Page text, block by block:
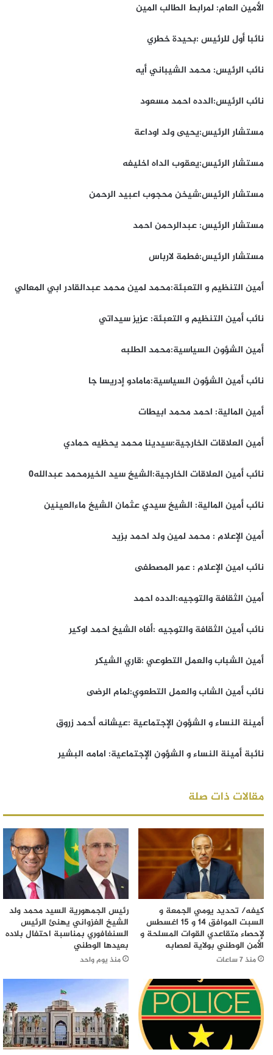
الأمين العام: لمرابط الطالب المين
نائبا أول للرئيس :بحيدة خطري
نائب الرئيس: محمد الشيباني أيه
نائب الرئيس:الدده احمد مسعود
مستشار الرئيس:يحيى ولد اوداعة
مستشار الرئيس:يعقوب الداه اخليفه
مستشار الرئيس:شيخن محجوب اعبيد الرحمن
مستشار الرئيس: عبدالرحمن احمد
مستشار الرئيس:فطمة لارباس
أمين التنظيم و التعبئة:محمد لمين محمد عبدالقادر ابي المعالي
نائب أمين التنظيم و التعبئة: عزيز سيداتي
أمين الشؤون السياسية:محمد الطلبه
نائب أمين الشؤون السياسية:مامادو إدريسا جا
أمين المالية: احمد محمد ابيطات
أمين العلاقات الخارجية:سيدينا محمد يحظيه حمادي
نائب أمين العلاقات الخارجية:الشيخ سيد الخيرمحمد عبدالله٠
نائب أمين المالية: الشيخ سيدي عثمان الشيخ ماءالعينين
أمين الإعلام : محمد لمين ولد احمد بزيد
نائب امين الإعلام : عمر المصطفى
أمين الثقافة والتوجيه:الدده احمد
نائب أمين الثقافة والتوجيه :أفاه الشيخ احمد اوكير
أمين الشباب والعمل التطوعي :قاري الشيكر
نائب أمين الشاب والعمل التطعوي:لمام الرضى
أمينة النساء و الشؤون الإجتماعية :عيشانه أحمد زروق
نائبة أمينة النساء و الشؤون الإجتماعية: امامه البشير
مقالات ذات صلة
كيفه/ تحديد يومي الجمعة و
السبت الموافق 14 و 15 اغسطس
لإحصاء متقاعدي القوات المسلحة و
الأمن الوطني بولاية لعصابه
منذ 7 ساعات
رئيس الجمهورية السيد محمد ولد
الشيخ الغزواني يهنئ الرئيس
السنغافوري بمناسبة احتفال بلاده
بعيدها الوطني
منذ يوم واحد